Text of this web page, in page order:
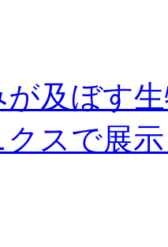
が及ぼす
スで展